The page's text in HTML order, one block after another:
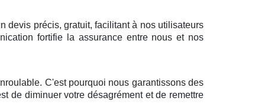
devis précis, gratuit, facilitant à nos utilisateurs
fortifie la assurance entre nous et nos
C'est pourquoi nous garantissons des
de diminuer votre désagrément et de remettre